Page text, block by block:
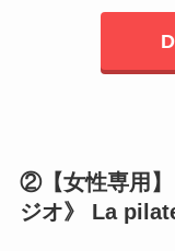
②【女性専用】
ジオ》 La